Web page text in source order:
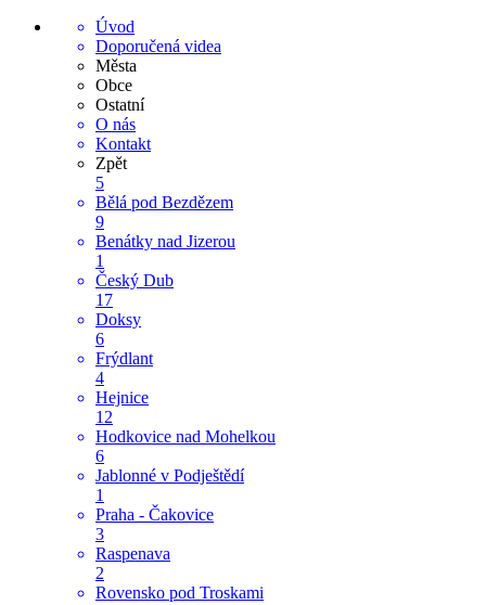
Úvod
Doporučená videa
Města
Obce
Ostatní
O nás
Kontakt
Zpět
5
Bělá pod Bezdězem
9
Benátky nad Jizerou
1
Český Dub
17
Doksy
6
Frýdlant
4
Hejnice
12
Hodkovice nad Mohelkou
6
Jablonné v Podještědí
1
Praha - Čakovice
3
Raspenava
2
Rovensko pod Troskami